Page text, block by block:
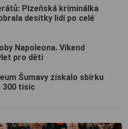
Plzeňská kriminálka
desítky lidí po celé
Napoleona. Víkend
pro děti
Šumavy získalo sbírku
300 tisíc